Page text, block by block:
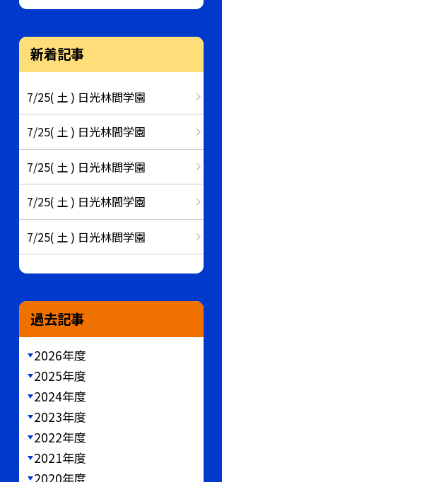
新着記事
7/25( 土 ) 日光林間学園
7/25( 土 ) 日光林間学園
7/25( 土 ) 日光林間学園
7/25( 土 ) 日光林間学園
7/25( 土 ) 日光林間学園
過去記事
2026年度
2025年度
2024年度
2023年度
2022年度
2021年度
2020年度